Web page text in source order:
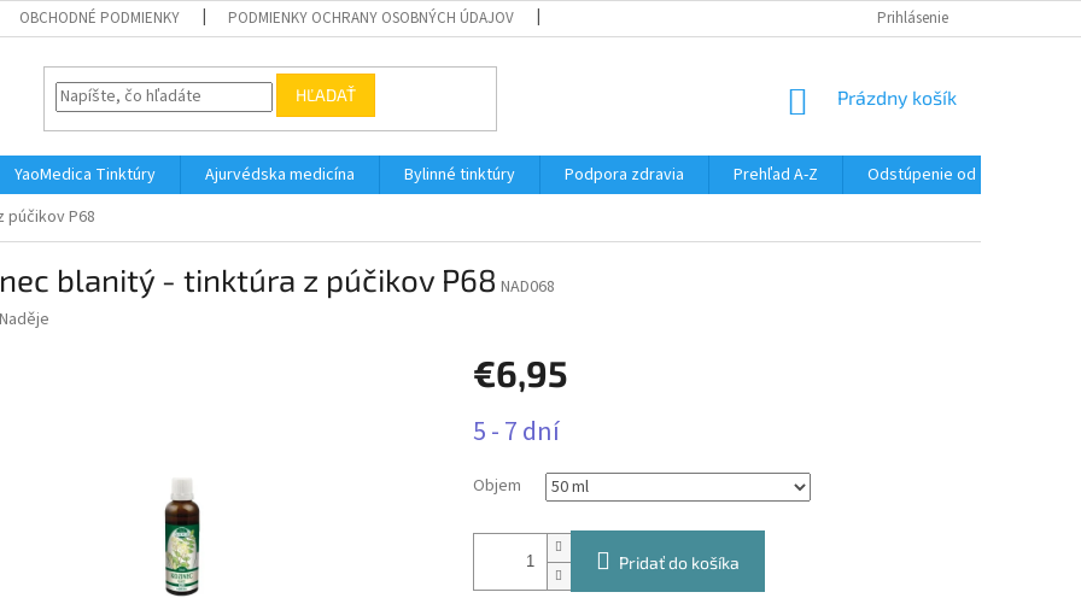
OBCHODNÉ PODMIENKY PODMIENKY OCHRANY OSOBNÝCH ÚDAJOV VŠETKO O NÁKUPE
Prihlásenie
HĽADAŤ
NÁKUPNÝ
Prázdny košík
YaoMedica Tinktúry Ajurvédska medicína Bylinné tinktúry Podpora zdravia Prehľad A-Z Odstúpenie od zmluvy
púčikov P68
blanitý - tinktúra z púčikov P68 NAD068
Naděje
€6,95
cena:
5 - 7 dní
Objem
Pridať do košíka